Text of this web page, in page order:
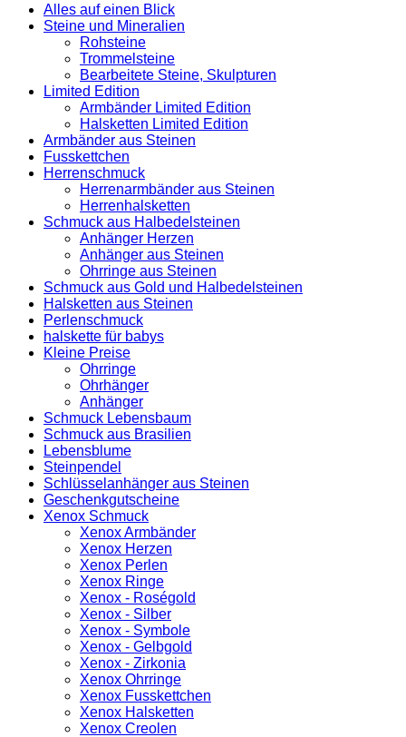
Alles auf einen Blick
Steine und Mineralien
Rohsteine
Trommelsteine
Bearbeitete Steine, Skulpturen
Limited Edition
Armbänder Limited Edition
Halsketten Limited Edition
Armbänder aus Steinen
Fusskettchen
Herrenschmuck
Herrenarmbänder aus Steinen
Herrenhalsketten
Schmuck aus Halbedelsteinen
Anhänger Herzen
Anhänger aus Steinen
Ohrringe aus Steinen
Schmuck aus Gold und Halbedelsteinen
Halsketten aus Steinen
Perlenschmuck
halskette für babys
Kleine Preise
Ohrringe
Ohrhänger
Anhänger
Schmuck Lebensbaum
Schmuck aus Brasilien
Lebensblume
Steinpendel
Schlüsselanhänger aus Steinen
Geschenkgutscheine
Xenox Schmuck
Xenox Armbänder
Xenox Herzen
Xenox Perlen
Xenox Ringe
Xenox - Roségold
Xenox - Silber
Xenox - Symbole
Xenox - Gelbgold
Xenox - Zirkonia
Xenox Ohrringe
Xenox Fusskettchen
Xenox Halsketten
Xenox Creolen